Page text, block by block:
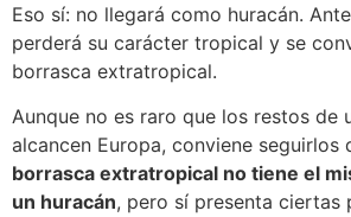
Eso sí: no llegará como huracán.
perderá su carácter tropical y se
borrasca extratropical.
Aunque no es raro que los restos de
alcancen Europa, conviene seguirlos
borrasca extratropical no tiene el
un huracán, pero sí presenta ciertas